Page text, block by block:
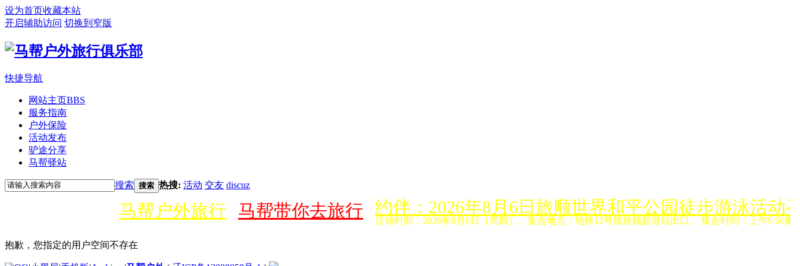
设为首页收藏本站
开启辅助访问 切换到窄版
快捷导航
网站主页BBS
服务指南
户外保险
活动发布
驴途分享
马帮驿站
搜索 搜索 热搜: 活动 交友 discuz
马帮户外旅行 马帮带你去旅行 约伴：2026年8月6日旅顺世界和平公园徒步游泳活动
活动时间：2026年8月6日（周四）。集合地点：地铁12号线旅顺新港站出口。 集合时间：上午9.50集
抱歉，您指定的用户空间不存在